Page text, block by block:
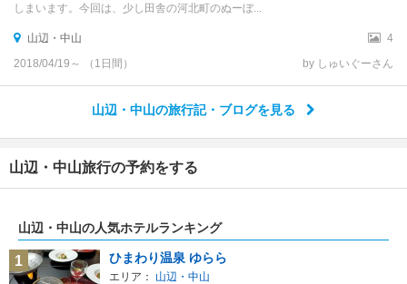
しまいます。今回は、少し田舎の河北町のぬーぼ...
山辺・中山
4
2018/04/19～ （1日間）
by しゅいぐーさん
山辺・中山の旅行記・ブログを見る
山辺・中山旅行の予約をする
山辺・中山の人気ホテルランキング
1 ひまわり温泉 ゆらら
エリア： 山辺・中山